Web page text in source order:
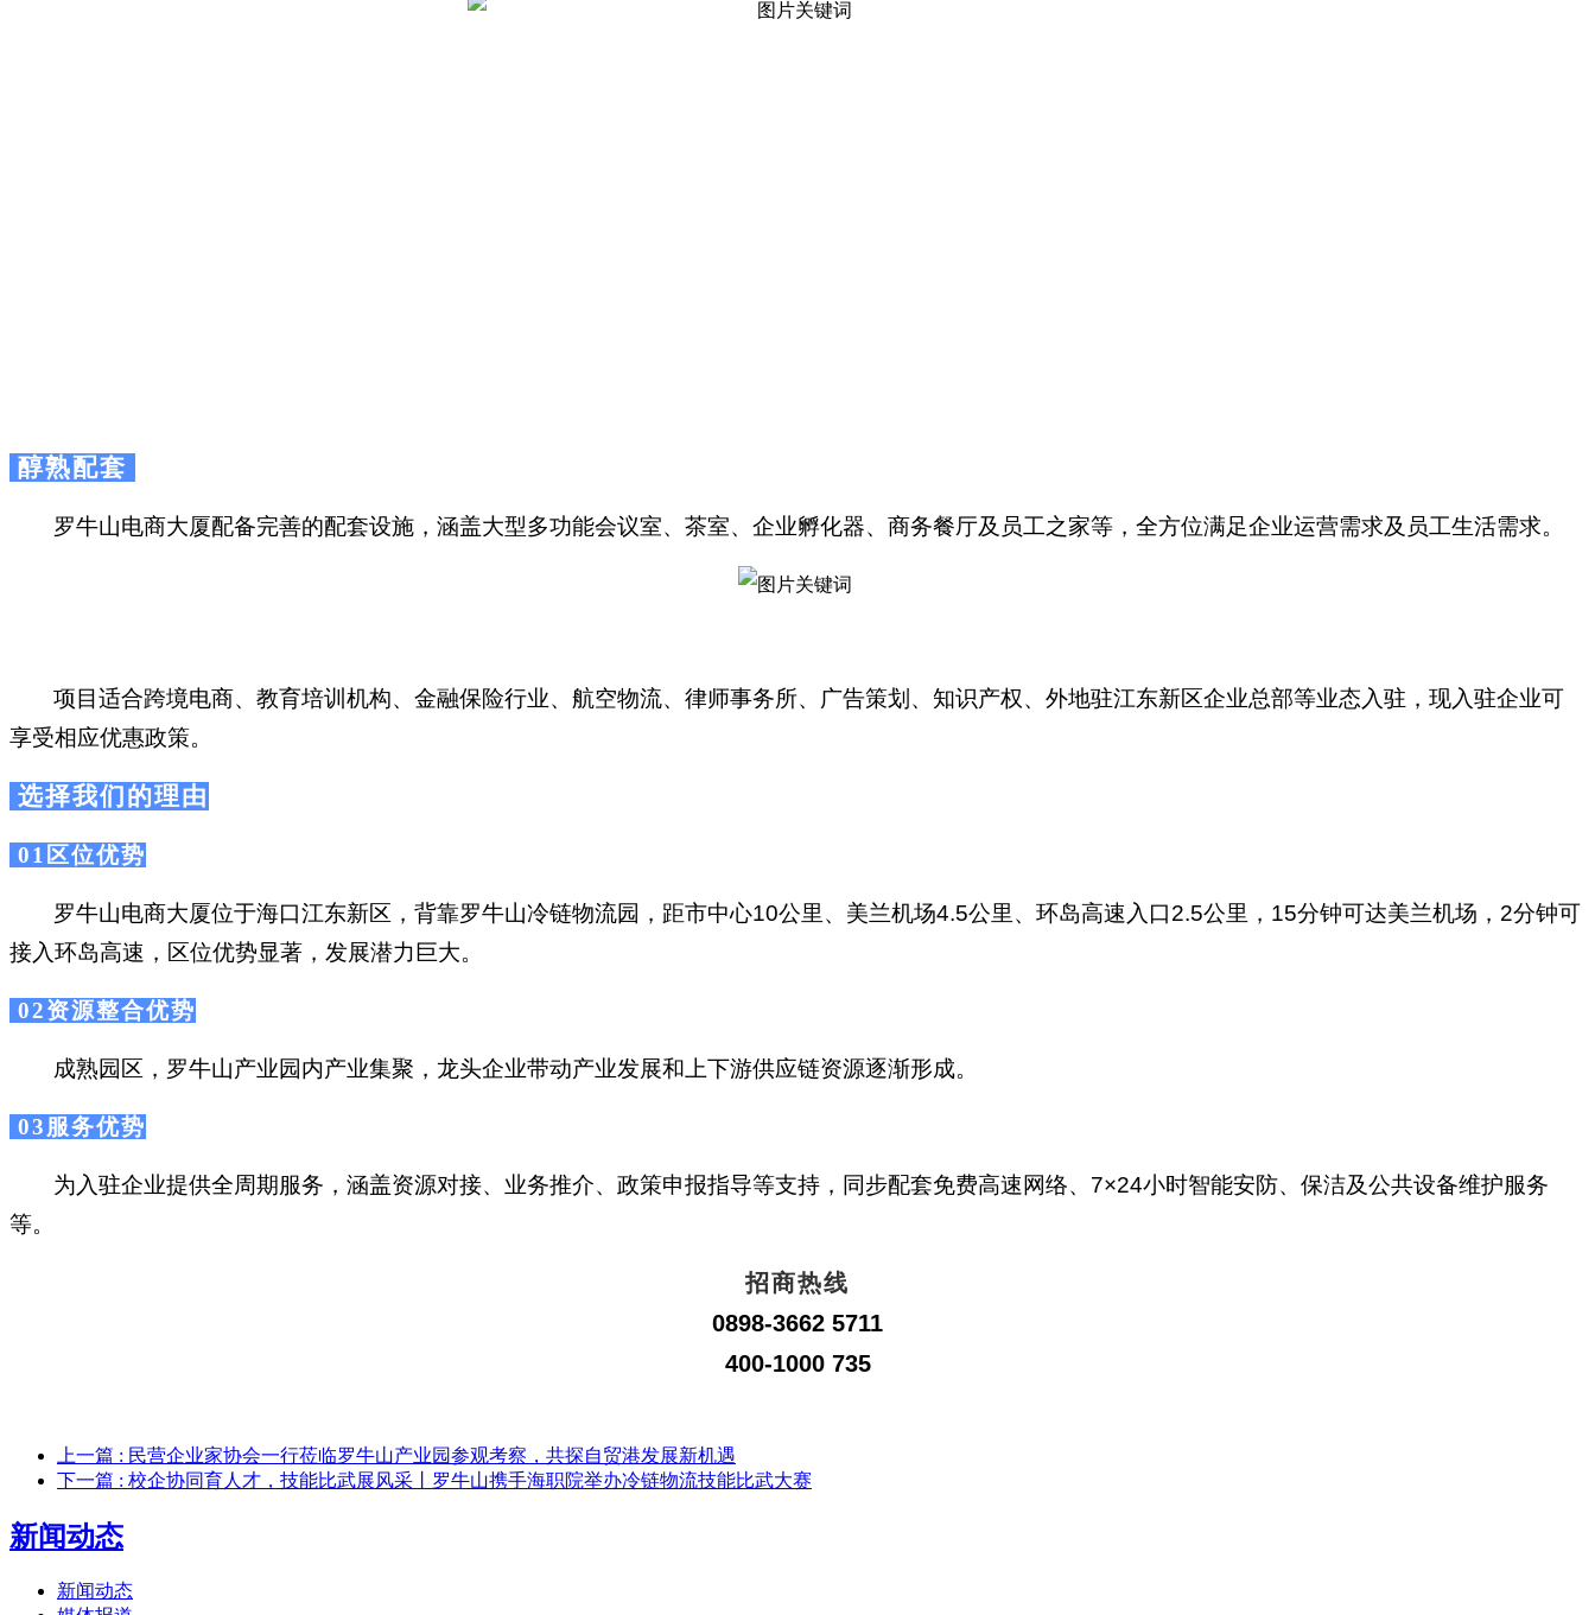
醇熟配套
罗牛山电商大厦配备完善的配套设施，涵盖大型多功能会议室、茶室、企业孵化器、商务餐厅及员工之家等，全方位满足企业运营需求及员工生活需求。
项目适合跨境电商、教育培训机构、金融保险行业、航空物流、律师事务所、广告策划、知识产权、外地驻江东新区企业总部等业态入驻，现入驻企业可
享受相应优惠政策。
选择我们的理由
01区位优势
罗牛山电商大厦位于海口江东新区，背靠罗牛山冷链物流园，距市中心10公里、美兰机场4.5公里、环岛高速入口2.5公里，15分钟可达美兰机场，2分钟可
接入环岛高速，区位优势显著，发展潜力巨大。
02资源整合优势
成熟园区，罗牛山产业园内产业集聚，龙头企业带动产业发展和上下游供应链资源逐渐形成。
03服务优势
为入驻企业提供全周期服务，涵盖资源对接、业务推介、政策申报指导等支持，同步配套免费高速网络、7×24小时智能安防、保洁及公共设备维护服务
等。
招商热线
0898-3662 5711
400-1000 735
上一篇 : 民营企业家协会一行莅临罗牛山产业园参观考察，共探自贸港发展新机遇
下一篇 : 校企协同育人才，技能比武展风采丨罗牛山携手海职院举办冷链物流技能比武大赛
新闻动态
新闻动态